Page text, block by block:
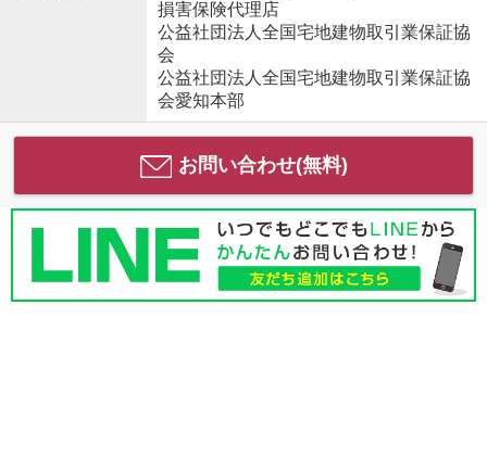
損害保険代理店
公益社団法人全国宅地建物取引業保証協
会
公益社団法人全国宅地建物取引業保証協
会愛知本部
お問い合わせ(無料)